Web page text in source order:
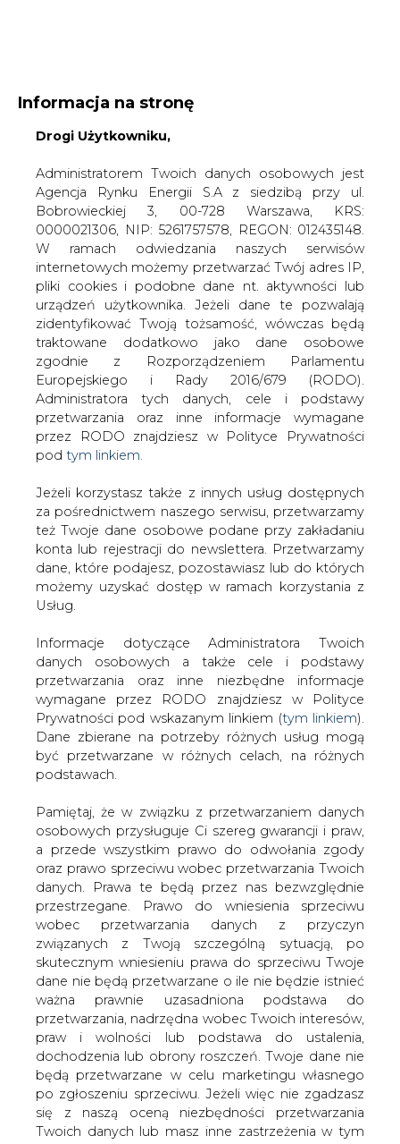
WŁĄCZ CIRE.TV
Administratorem Twoich danych osobowych jest
Bobrowieckiej 3, 00-728 Warszawa, KRS:
W ramach odwiedzania naszych serwisów
internetowych możemy przetwarzać Twój adres IP,
pliki cookies i podobne dane nt. aktywności lub
urządzeń użytkownika. Jeżeli dane te pozwalają
zidentyfikować Twoją tożsamość, wówczas będą
traktowane dodatkowo jako dane osobowe
zgodnie z Rozporządzeniem Parlamentu
Europejskiego i Rady 2016/679 (RODO).
Administratora tych danych, cele i podstawy
przetwarzania oraz inne informacje wymagane
przez RODO znajdziesz w Polityce Prywatności
podtym linkiem.
Jeżeli korzystasz także z innych usług dostępnych
za pośrednictwem naszego serwisu, przetwarzamy
też Twoje dane osobowe podane przy zakładaniu
dane, które podajesz, pozostawiasz lub do których
możemy uzyskać dostęp w ramach korzystania z
Usług.
Informacje dotyczące Administratora Twoich
danych osobowych a także cele i podstawy
przetwarzania oraz inne niezbędne informacje
Prywatności pod wskazanym linkiem (tym linkiem).
Dane zbierane na potrzeby różnych usług mogą
być przetwarzane w różnych celach, na różnych
podstawach.
Pamiętaj, że w związku z przetwarzaniem danych
osobowych przysługuje Ci szereg gwarancji i praw,
a przede wszystkim prawo do odwołania zgody
danych. Prawa te będą przez nas bezwzględnie
przestrzegane. Prawo do wniesienia sprzeciwu
wobec przetwarzania danych z przyczyn
związanych z Twoją szczególną sytuacją, po
skutecznym wniesieniu prawa do sprzeciwu Twoje
dane nie będą przetwarzane o ile nie będzie istnieć
ważna prawnie uzasadniona podstawa do
przetwarzania, nadrzędna wobec Twoich interesów,
praw i wolności lub podstawa do ustalenia,
dochodzenia lub obrony roszczeń. Twoje dane nie
będą przetwarzane w celu marketingu własnego
po zgłoszeniu sprzeciwu. Jeżeli więc nie zgadzasz
się z naszą oceną niezbędności przetwarzania
Twoich danych lub masz inne zastrzeżenia w tym
zakresie, koniecznie zgłoś sprzeciw lub prześlij nam
swoje zastrzeżenia na adres Inspektora Ochrony
Danych Osobowych pod adresiod@are.waw.pl.
Wycofanie zgody nie wpływa na zgodność z
Strona główna / ZIELONA GOSPODARKA / Problemy
z rozwojem energii odnawialnej na Lubelszczyźnie
2012-11-16 00:00
drukuj
skomentuj
udostępnij:
Problemy z rozwojem energii
Niektóre zielone instalacje na
Lubelszczyźnie mają problemy z
elektroenergetycznej, albowiem PGE
Dystrybucja odmawia wydania dla nich
warunków przyłączenia - napisała
Polska Kurier Lubelski.
Problem dotyczy m.in. budowy 11 wiatraków o mocy 27
MW w Poniatowej. Mimo, że miasto zmieniło plan
zagospodarowania przestrzennego, żeby umożliwić
inwestorowi ich wybudowanie, PGE Dystrybucja
odmówiła wydania warunków przyłączenia do sieci
tłumacząc, że dostępność mocy przyłączeniowej na tym
terenie wynosi zero - podała gazeta.
- To jakaś paranoja. Do 2020 r. w Polsce 15 proc. energii
ma pochodzić ze źródeł odnawialnych. Jak to
osiągniemy, skoro PGE blokuje dostęp do sieci? -
zastanawia się burmistrz Lilla Stefanek w rozmowie z
dziennikiem.